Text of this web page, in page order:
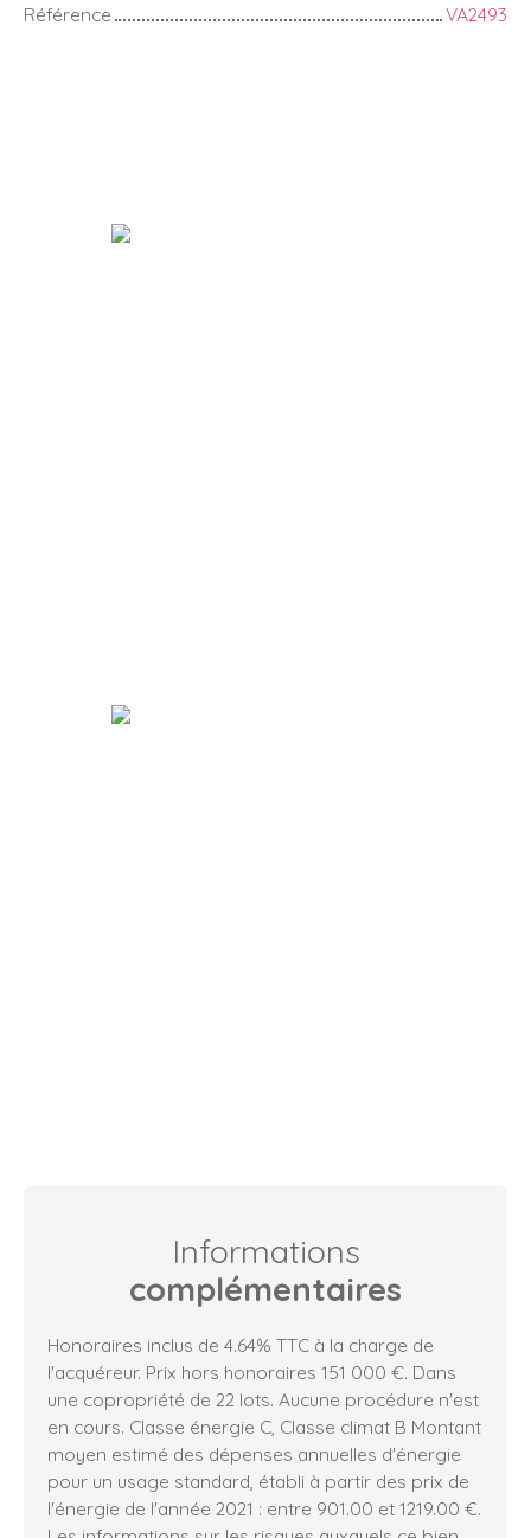
Référence
VA2493
Informations
complémentaires
Honoraires inclus de 4.64% TTC à la charge de
l'acquéreur. Prix hors honoraires 151 000 €. Dans
une copropriété de 22 lots. Aucune procédure n'est
en cours. Classe énergie C, Classe climat B Montant
moyen estimé des dépenses annuelles d'énergie
pour un usage standard, établi à partir des prix de
l'énergie de l'année 2021 : entre 901.00 et 1219.00 €.